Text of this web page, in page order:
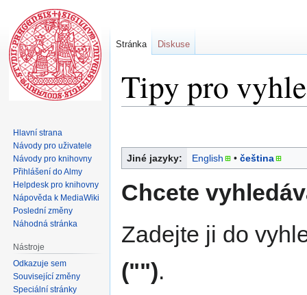
Tipy pro
navigaci
vyhledávání
Jiné jazyky: English • ‎ čeština
Chcete
Zadejte ji do
("").
Stránka Diskuse
Hlavní strana
Návody pro uživatele
Návody pro knihovny
Přihlášení do Almy
Helpdesk pro knihovny
Nápověda k MediaWiki
Poslední změny
Náhodná stránka
Nástroje
Odkazuje sem
Související změny
Speciální stránky